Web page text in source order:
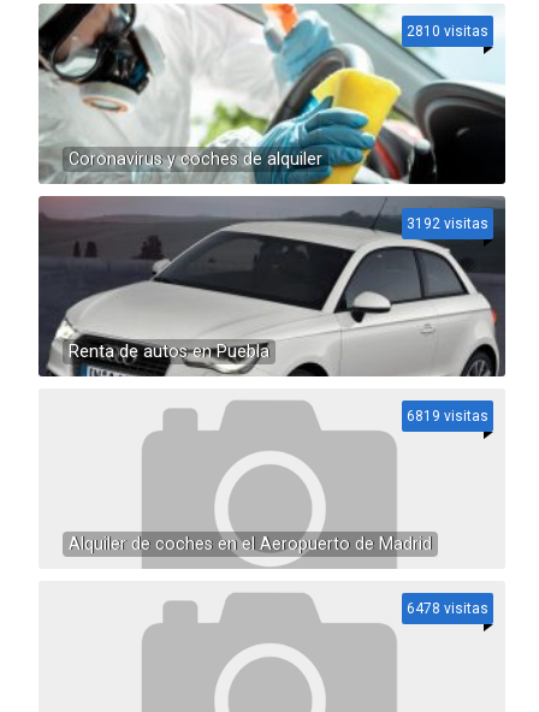
Coronavirus y coches de alquiler
2810 visitas
Renta de autos en Puebla
3192 visitas
Alquiler de coches en el Aeropuerto de Madrid
6819 visitas
6478 visitas